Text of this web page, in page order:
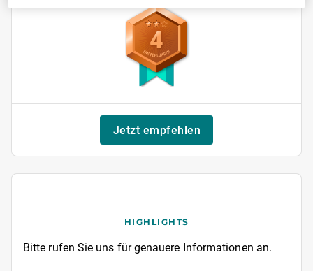
4
Jetzt empfehlen
HIGHLIGHTS
Bitte rufen Sie uns für genauere Informationen an.